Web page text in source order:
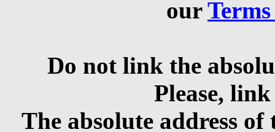
our
Do not link the
Please,
The absolute address